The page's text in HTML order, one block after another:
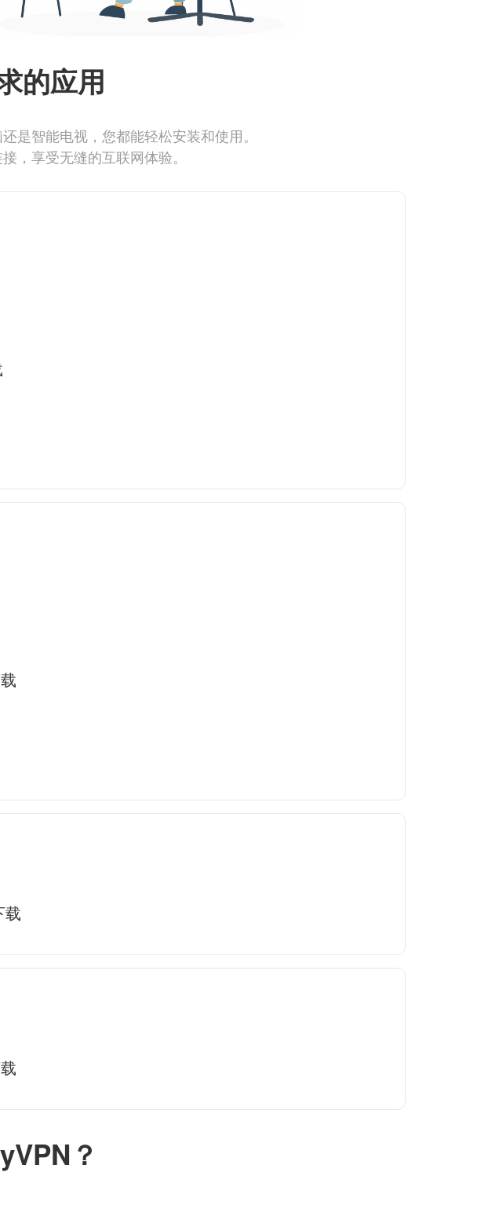
？
的应用
是智能电视，您都能轻松安装和使用。
，享受无缝的互联网体验。
载